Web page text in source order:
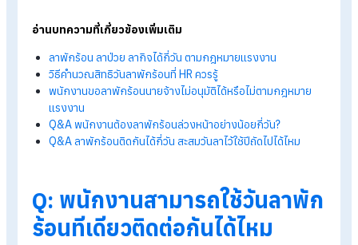
Blog > Q&A ลาพักร้อนใช้ทีเดียวติดต่อกันได้ไหม ต้องบอกเหตุผลหรือไ
ลาพักร้อนเป็นสิทธิตามกฎหมายของพนักงาน แต่
หลายคนอาจกำลังสงสัยว่าใช้ทีเดียวแบบหยุดยาว
ได้ไหม และต้องแจ้งเหตุผลประกอบการลาหรือเปล่
บทความนี้มีคำตอบ
อ่านบทความที่เกี่ยวข้องเพิ่มเติม
ลาพักร้อน ลาป่วย ลากิจได้กี่วัน ตามกฎหมายแรงงาน